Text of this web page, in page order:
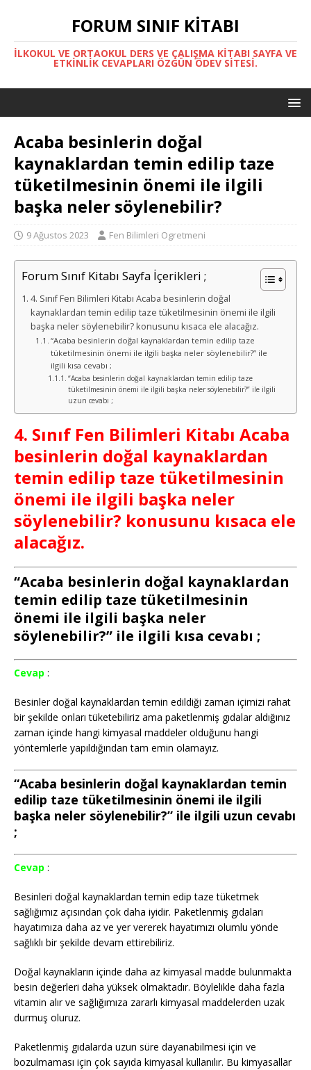
FORUM SINIF KITABI
İLKOKUL VE ORTAOKUL DERS VE ÇALIŞMA KITABI SAYFA VE
ETKINLIK CEVAPLARI ÖZGÜN ÖDEV SITESI.
Acaba besinlerin doğal
kaynaklardan temin edilip taze
tüketilmesinin önemi ile ilgili
başka neler söylenebilir?
9 Ağustos 2023 Fen Bilimleri Ogretmeni
Forum Sınıf Kitabı Sayfa İçerikleri ;
4. Sınıf Fen Bilimleri Kitabı Acaba besinlerin doğal
kaynaklardan temin edilip taze tüketilmesinin önemi ile ilgili
başka neler söylenebilir? konusunu kısaca ele alacağız.
“Acaba besinlerin doğal kaynaklardan temin edilip taze
tüketilmesinin önemi ile ilgili başka neler söylenebilir?” ile
ilgili kısa cevabı ;
“Acaba besinlerin doğal kaynaklardan temin edilip taze
tüketilmesinin önemi ile ilgili başka neler söylenebilir?” ile ilgili
uzun cevabı ;
4. Sınıf Fen Bilimleri Kitabı Acaba
besinlerin doğal kaynaklardan
temin edilip taze tüketilmesinin
önemi ile ilgili başka neler
söylenebilir? konusunu kısaca ele
alacağız.
“Acaba besinlerin doğal kaynaklardan
temin edilip taze tüketilmesinin
önemi ile ilgili başka neler
söylenebilir?” ile ilgili kısa cevabı ;
Cevap :
Besinler doğal kaynaklardan temin edildiği zaman içimizi rahat
bir şekilde onları tüketebiliriz ama paketlenmiş gıdalar aldığınız
zaman içinde hangi kimyasal maddeler olduğunu hangi
yöntemlerle yapıldığından tam emin olamayız.
“Acaba besinlerin doğal kaynaklardan temin
edilip taze tüketilmesinin önemi ile ilgili
başka neler söylenebilir?” ile ilgili uzun cevabı
;
Cevap :
Besinleri doğal kaynaklardan temin edip taze tüketmek
sağlığımız açısından çok daha iyidir. Paketlenmiş gıdaları
hayatımıza daha az ve yer vererek hayatımızı olumlu yönde
sağlıklı bir şekilde devam ettirebiliriz.
Doğal kaynakların içinde daha az kimyasal madde bulunmakta
besin değerleri daha yüksek olmaktadır. Böylelikle daha fazla
vitamin alır ve sağlığımıza zararlı kimyasal maddelerden uzak
durmuş oluruz.
Paketlenmiş gıdalarda uzun süre dayanabilmesi için ve
bozulmaması için çok sayıda kimyasal kullanılır. Bu kimyasallar